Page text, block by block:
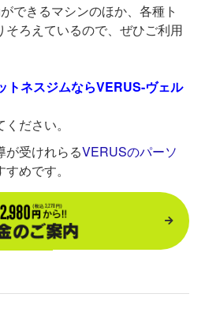
できるマシンのほか、各種ト
そろえているので、ぜひご利用
トネスジムならVERUS-ヴェル
ださい。
が受けれらるVERUSのパーソ
すめです。